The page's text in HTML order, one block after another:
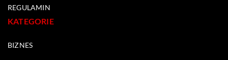
REGULAMIN
KATEGORIE
BIZNES